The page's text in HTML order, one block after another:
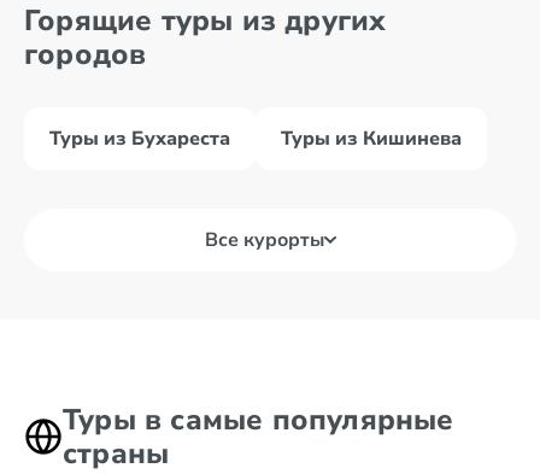
Горящие туры из других
городов
Туры из Бухареста Туры из Кишинева
Все курорты
Туры в самые популярные
страны